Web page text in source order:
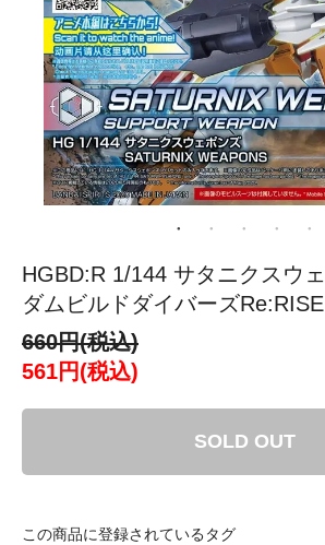
HGBD:R 1/144 サタニクスウ
ダムビルドダイバーズRe:RISE
660円(税込)
561円(税込)
SOLD OUT
この商品に登録されているタグ